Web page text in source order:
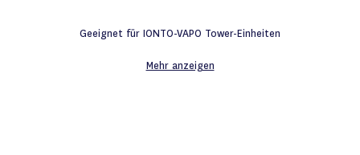
Geeignet für IONTO-VAPO Tower-Einheiten
Mehr anzeigen